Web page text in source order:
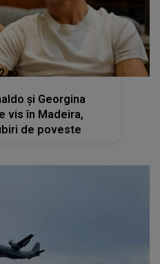
și Georgina
vis în Madeira,
de poveste